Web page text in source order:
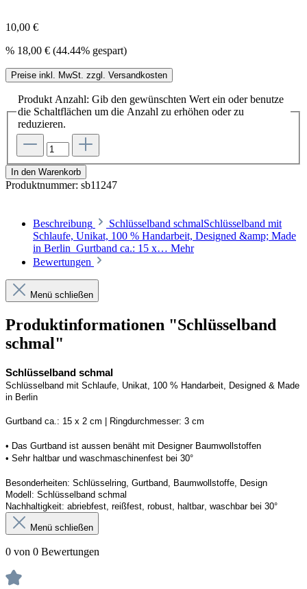
10,00 €
% 18,00 € (44.44% gespart)
Preise inkl. MwSt. zzgl. Versandkosten
Produkt Anzahl: Gib den gewünschten Wert ein oder benutze
die Schaltflächen um die Anzahl zu erhöhen oder zu
reduzieren.
In den Warenkorb
Produktnummer: sb11247
Beschreibung
Schlüsselband schmalSchlüsselband mit
Schlaufe, Unikat, 100 % Handarbeit, Designed &amp; Made
in Berlin Gurtband ca.: 15 x… Mehr
Bewertungen
Menü schließen
Produktinformationen "Schlüsselband
schmal"
Schlüsselband schmal
Schlüsselband mit Schlaufe, Unikat, 100 % Handarbeit, Designed & Made
in Berlin
Gurtband ca.: 15 x 2 cm | Ringdurchmesser: 3 cm
• Das Gurtband ist aussen benäht mit Designer Baumwollstoffen
• Sehr haltbar und waschmaschinenfest bei 30°
Besonderheiten: Schlüsselring, Gurtband, Baumwollstoffe, Design
Modell: Schlüsselband schmal
Nachhaltigkeit: abriebfest, reißfest, robust, haltbar, waschbar bei 30°
Menü schließen
0 von 0 Bewertungen